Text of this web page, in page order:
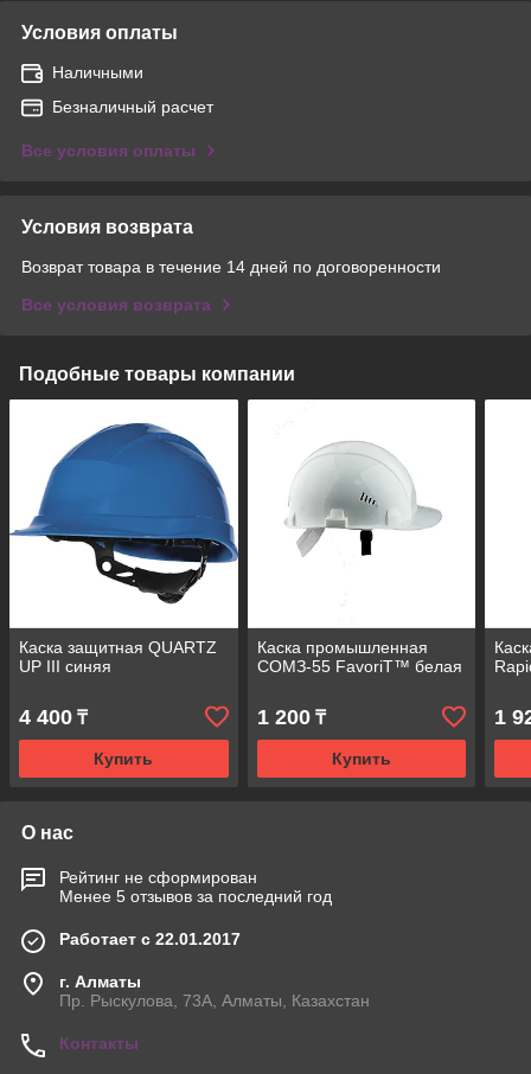
Условия оплаты
Наличными
Безналичный расчет
Все условия оплаты
Условия возврата
Возврат товара в течение 14 дней по договоренности
Все условия возврата
Подобные товары компании
Каска защитная QUARTZ
UP III синяя
4 400 ₸
Купить
Каска промышленная
СОМЗ-55 FavoriT™ белая
1 200₸
Купить
1
О нас
Рейтинг не сформирован
Менее 5 отзывов за последний год
Работает с 22.01.2017
г. Алматы
Пр. Рыскулова, 73А, Алматы, Казахстан
Контакты